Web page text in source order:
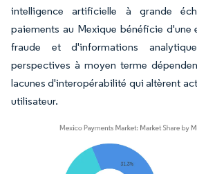
intelligence artificielle à grande
paiements au Mexique bénéficie d'une
fraude et d'informations
perspectives à moyen terme
lacunes d'interopérabilité qui altèrent
utilisateur.